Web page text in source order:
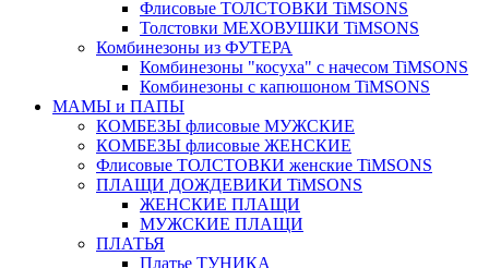
Флисовые ТОЛСТОВКИ TiMSONS
Толстовки МЕХОВУШКИ TiMSONS
Комбинезоны из ФУТЕРА
Комбинезоны "косуха" с начесом TiMSONS
Комбинезоны с капюшоном TiMSONS
МАМЫ и ПАПЫ
КОМБЕЗЫ флисовые МУЖСКИЕ
КОМБЕЗЫ флисовые ЖЕНСКИЕ
Флисовые ТОЛСТОВКИ женские TiMSONS
ПЛАЩИ ДОЖДЕВИКИ TiMSONS
ЖЕНСКИЕ ПЛАЩИ
МУЖСКИЕ ПЛАЩИ
ПЛАТЬЯ
Платье ТУНИКА